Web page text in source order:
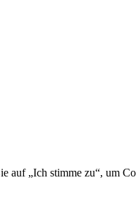
auf „Ich stimme zu“, um